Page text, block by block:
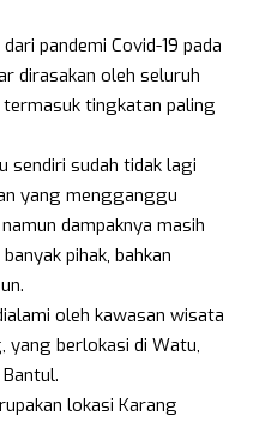
pandemi Covid-19 pada
dirasakan oleh seluruh
tingkatan paling
sendiri sudah tidak lagi
yang mengganggu
dampaknya masih
pihak, bahkan
oleh kawasan wisata
yang berlokasi di Watu,
lokasi Karang